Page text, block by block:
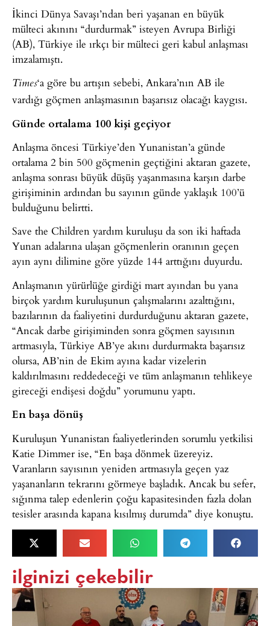
İkinci Dünya Savaşı’ndan beri yaşanan en büyük
mülteci akınını “durdurmak” isteyen Avrupa Birliği
(AB), Türkiye ile ırkçı bir mülteci geri kabul anlaşması
imzalamıştı.
Times‘a göre bu artışın sebebi, Ankara’nın AB ile
vardığı göçmen anlaşmasının başarısız olacağı kaygısı.
Günde ortalama 100 kişi geçiyor
Anlaşma öncesi Türkiye’den Yunanistan’a günde
ortalama 2 bin 500 göçmenin geçtiğini aktaran gazete,
anlaşma sonrası büyük düşüş yaşanmasına karşın darbe
girişiminin ardından bu sayının günde yaklaşık 100’ü
bulduğunu belirtti.
Save the Children yardım kuruluşu da son iki haftada
Yunan adalarına ulaşan göçmenlerin oranının geçen
ayın aynı dilimine göre yüzde 144 arttığını duyurdu.
Anlaşmanın yürürlüğe girdiği mart ayından bu yana
birçok yardım kuruluşunun çalışmalarını azalttığını,
bazılarının da faaliyetini durdurduğunu aktaran gazete,
“Ancak darbe girişiminden sonra göçmen sayısının
artmasıyla, Türkiye AB’ye akını durdurmakta başarısız
olursa, AB’nin de Ekim ayına kadar vizelerin
kaldırılmasını reddedeceği ve tüm anlaşmanın tehlikeye
gireceği endişesi doğdu” yorumunu yaptı.
En başa dönüş
Kuruluşun Yunanistan faaliyetlerinden sorumlu yetkilisi
Katie Dimmer ise, “En başa dönmek üzereyiz.
Varanların sayısının yeniden artmasıyla geçen yaz
yaşananların tekrarını görmeye başladık. Ancak bu sefer,
sığınma talep edenlerin çoğu kapasitesinden fazla dolan
tesisler arasında kapana kısılmış durumda” diye konuştu.
ilginizi çekebilir